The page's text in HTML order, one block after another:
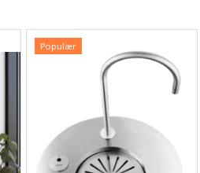
Populær